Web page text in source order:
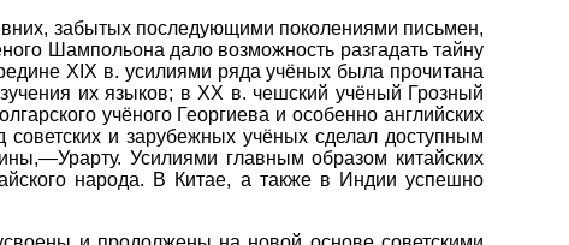
забытых последующими поколениями письмен,
Шампольона дало возможность разгадать тайну
XIX в. усилиями ряда учёных была прочитана
их языков; в XX в. чешский учёный Грозный
учёного Георгиева и особенно английских
и зарубежных учёных сделал доступным
Усилиями главным образом китайских
народа. В Китае, а также в Индии успешно